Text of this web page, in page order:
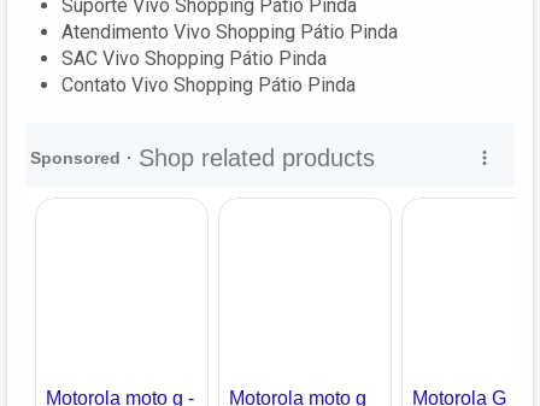
Suporte Vivo Shopping Pátio Pinda
Atendimento Vivo Shopping Pátio Pinda
SAC Vivo Shopping Pátio Pinda
Contato Vivo Shopping Pátio Pinda